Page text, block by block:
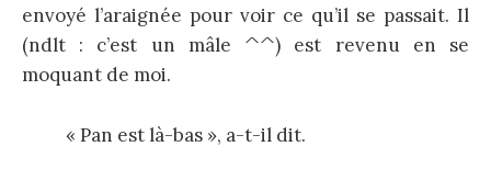
envoyé l’araignée pour voir ce qu’il se passait. Il
(ndlt : c’est un mâle ^^) est revenu en se
moquant de moi.
« Pan est là-bas », a-t-il dit.